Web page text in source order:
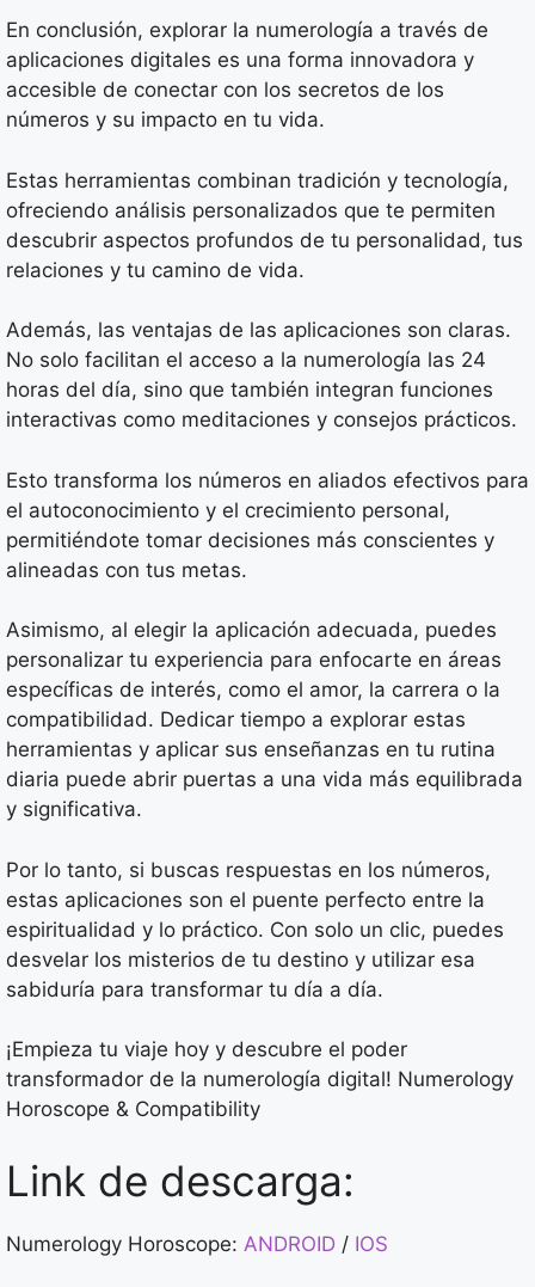
En conclusión, explorar la numerología a través de
aplicaciones digitales es una forma innovadora y
accesible de conectar con los secretos de los
números y su impacto en tu vida.
Estas herramientas combinan tradición y tecnología,
ofreciendo análisis personalizados que te permiten
descubrir aspectos profundos de tu personalidad, tus
relaciones y tu camino de vida.
Además, las ventajas de las aplicaciones son claras.
No solo facilitan el acceso a la numerología las 24
horas del día, sino que también integran funciones
interactivas como meditaciones y consejos prácticos.
Esto transforma los números en aliados efectivos para
el autoconocimiento y el crecimiento personal,
permitiéndote tomar decisiones más conscientes y
alineadas con tus metas.
Asimismo, al elegir la aplicación adecuada, puedes
personalizar tu experiencia para enfocarte en áreas
específicas de interés, como el amor, la carrera o la
compatibilidad. Dedicar tiempo a explorar estas
herramientas y aplicar sus enseñanzas en tu rutina
diaria puede abrir puertas a una vida más equilibrada
y significativa.
Por lo tanto, si buscas respuestas en los números,
estas aplicaciones son el puente perfecto entre la
espiritualidad y lo práctico. Con solo un clic, puedes
desvelar los misterios de tu destino y utilizar esa
sabiduría para transformar tu día a día.
¡Empieza tu viaje hoy y descubre el poder
transformador de la numerología digital! Numerology
Horoscope & Compatibility
Link de descarga:
Numerology Horoscope: ANDROID / IOS